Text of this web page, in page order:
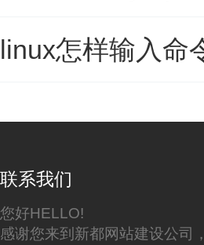
linux怎样输入命
联系我们
您好HELLO!
感谢您来到新都网站建设公司